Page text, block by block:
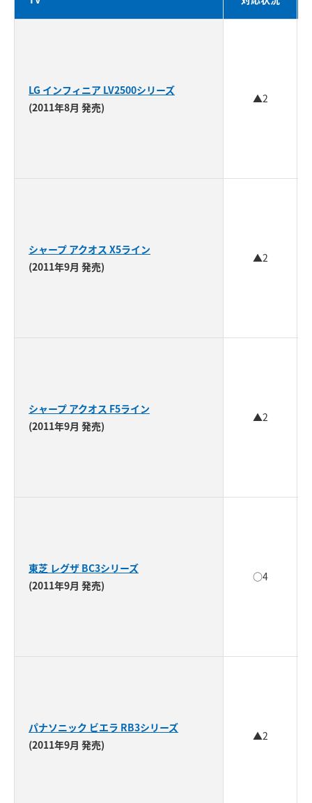
LG インフィニア LV2500シリーズ
(2011年8月 発売)
▲2
シャープ アクオス X5ライン
(2011年9月 発売)
▲2
シャープ アクオス F5ライン
(2011年9月 発売)
▲2
東芝 レグザ BC3シリーズ
(2011年9月 発売)
○4
パナソニック ビエラ RB3シリーズ
(2011年9月 発売)
▲2